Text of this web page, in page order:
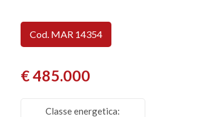
Cod. MAR 14354
€ 485.000
Classe energetica: